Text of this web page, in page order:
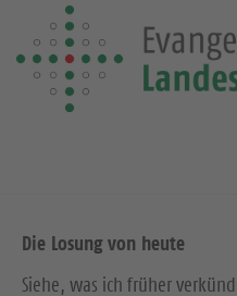
Die Losung von heute
Siehe, was ich früher